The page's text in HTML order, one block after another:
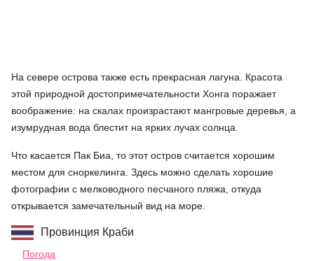
На севере острова также есть прекрасная лагуна. Красота
этой природной достопримечательности Хонга поражает
воображение: на скалах произрастают мангровые деревья, а
изумрудная вода блестит на ярких лучах солнца.
Что касается Пак Биа, то этот остров считается хорошим
местом для сноркелинга. Здесь можно сделать хорошие
фотографии с мелководного песчаного пляжа, откуда
открывается замечательный вид на море.
Провинция Краби
Погода